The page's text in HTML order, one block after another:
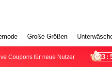
Große Größen
Coupons für neue Nutzer 23 :